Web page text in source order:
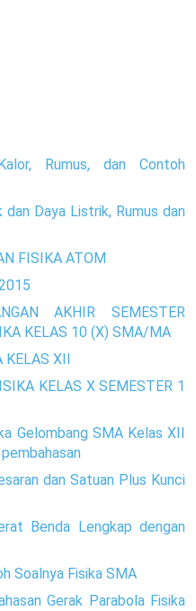
Rumus, dan Contoh
Daya Listrik, Rumus dan
FISIKA ATOM
AKHIR SEMESTER
KELAS 10 (X) SMA/MA
XII
KELAS X SEMESTER 1
Gelombang SMA Kelas XII
dan Satuan Plus Kunci
Benda Lengkap dengan
Soalnya Fisika SMA
Gerak Parabola Fisika